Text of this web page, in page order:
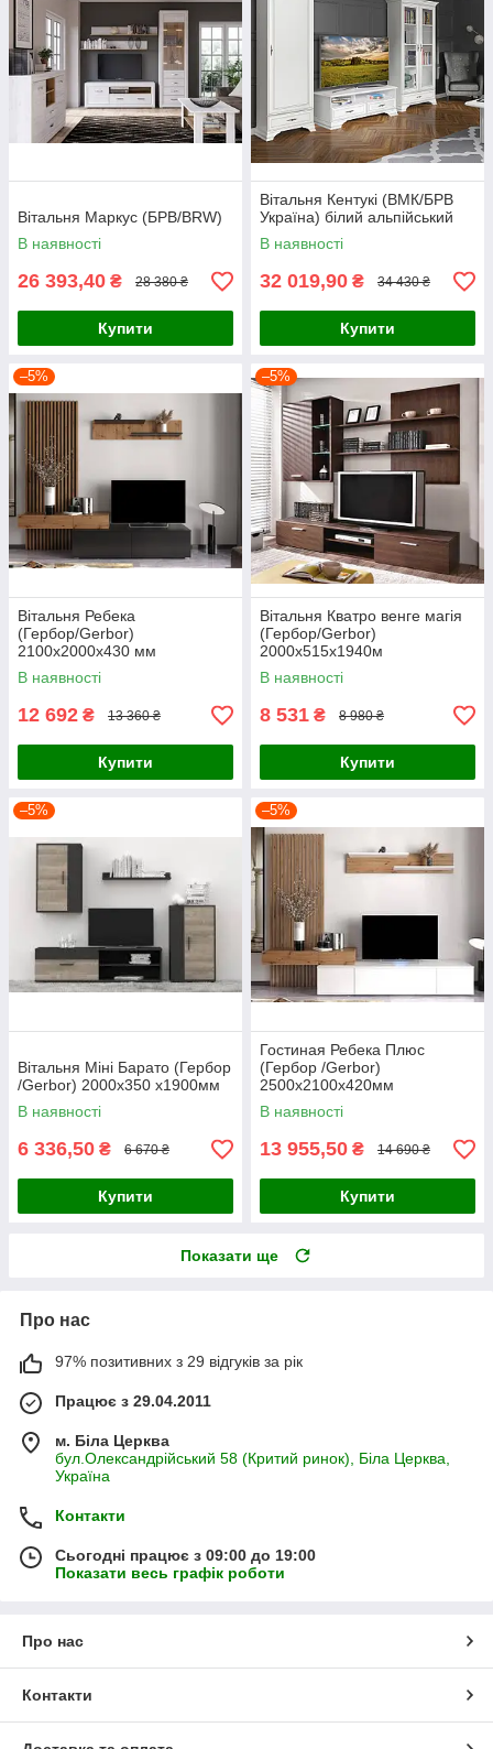
Вітальня Маркус (БРВ/BRW)
В наявності
26 393,40 ₴ 28 380 ₴
Купити
Вітальня Кентукі (ВМК/БРВ
Україна) білий альпійський
В наявності
32 019,90 ₴ 34 430 ₴
Купити
–5%
Вітальня Ребека
(Гербор/Gerbor)
2100х2000х430 мм
В наявності
12 692 ₴ 13 360 ₴
Купити
–5%
Вітальня Кватро венге магія
(Гербор/Gerbor)
2000х515х1940м
В наявності
8 531 ₴ 8 980 ₴
Купити
–5%
Вітальня Міні Барато (Гербор
/Gerbor) 2000х350 х1900мм
В наявності
6 336,50 ₴ 6 670 ₴
Купити
–5%
Гостиная Ребека Плюс
(Гербор /Gerbor)
2500х2100х420мм
В наявності
13 955,50 ₴ 14 690 ₴
Купити
Показати ще
Про нас
97% позитивних з 29 відгуків за рік
Працює з 29.04.2011
м. Біла Церква
бул.Олександрійський 58 (Критий ринок), Біла Церква,
Україна
Контакти
Сьогодні працює з 09:00 до 19:00
Показати весь графік роботи
Про нас
Контакти